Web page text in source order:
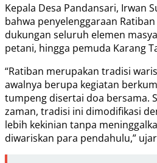
Kepala Desa Pandansari, Irwan
bahwa penyelenggaraan
dukungan seluruh elemen
petani, hingga pemuda Karang
“Ratiban merupakan tradisi
awalnya berupa kegiatan
tumpeng disertai doa bersama.
zaman, tradisi ini dimodifikasi
lebih kekinian tanpa
diwariskan para pendahulu,”